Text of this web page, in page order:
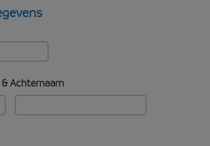
& Achternaam